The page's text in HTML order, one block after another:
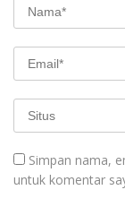
Simpan nama,
untuk komentar